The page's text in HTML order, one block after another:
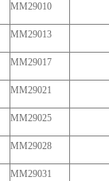
MM29010
MM29013
MM29017
MM29021
MM29025
MM29028
MM29031